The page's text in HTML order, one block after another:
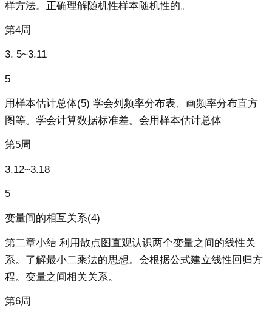
样方法。正确理解随机性样本随机性的。
第4周
3. 5~3.11
5
用样本估计总体(5) 学会列频率分布表、画频率分布直方
图等。学会计算数据标准差。会用样本估计总体
第5周
3.12~3.18
5
变量间的相互关系(4)
第二章小结 利用散点图直观认识两个变量之间的线性关
系。了解最小二乘法的思想。会根据公式建立线性回归方
程。变量之间相关关系。
第6周